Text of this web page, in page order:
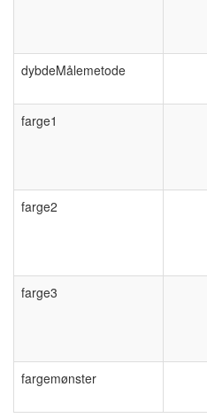
dybdeMålemetode
farge1
farge2
farge3
fargemønster